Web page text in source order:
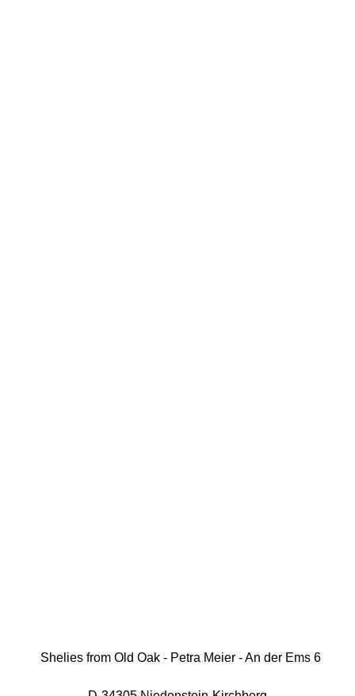
Shelies from Old Oak - Petra Meier - An der Ems 6